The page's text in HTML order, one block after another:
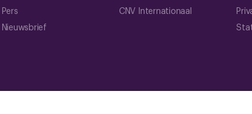
Pers
Nieuwsbrief
CNV Internationaal